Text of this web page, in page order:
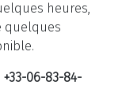
heures,
quelques
+33-06-83-84-